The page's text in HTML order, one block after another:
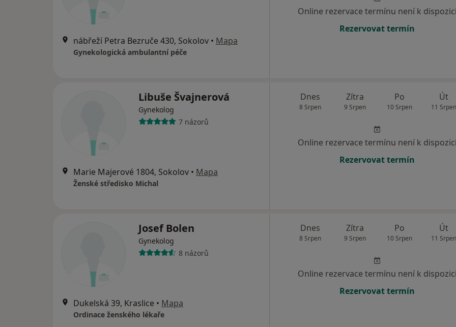
nábřeží Petra Bezruče 430, Sokolov • Mapa
Gynekologická ambulantní péče
Online rezervace termínu není k dispozici
Rezervovat termín
Libuše Švajnerová
Gynekolog
7 názorů
Marie Majerové 1804, Sokolov • Mapa
Ženské středisko Michal
Dnes
8 Srpen
Zítra
9 Srpen
Po
10 Srpen
Út
11 Srpen
Online rezervace termínu není k dispozici
Rezervovat termín
Josef Bolen
Gynekolog
8 názorů
Dukelská 39, Kraslice • Mapa
Ordinace ženského lékaře
Dnes
8 Srpen
Zítra
9 Srpen
Po
10 Srpen
Út
11 Srpen
Online rezervace termínu není k dispozici
Rezervovat termín